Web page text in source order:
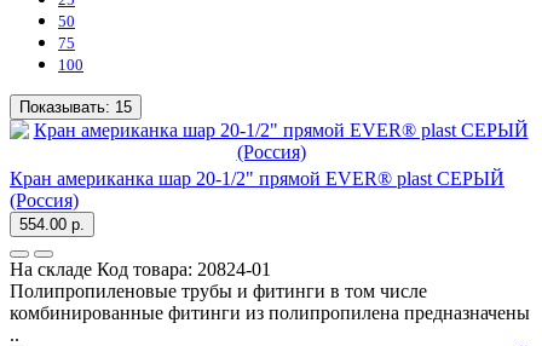
50
75
100
Показывать: 15
Кран американка шар 20-1/2" прямой EVER® plast СЕРЫЙ
(Россия)
554.00 р.
На складе Код товара: 20824-01
Полипропиленовые трубы и фитинги в том числе
комбинированные фитинги из полипропилена предназначены
..